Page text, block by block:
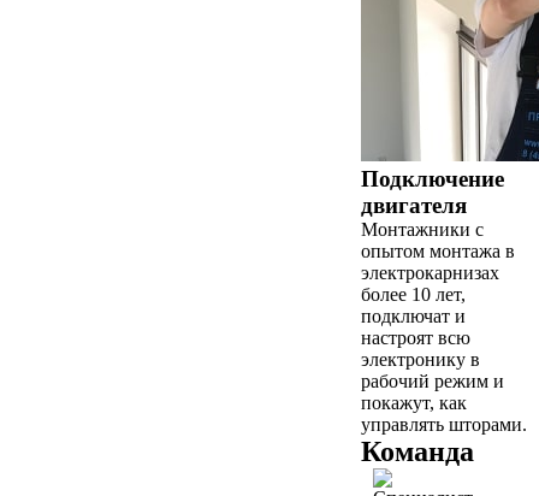
Подключение
двигателя
Монтажники с
опытом монтажа в
электрокарнизах
более 10 лет,
подключат и
настроят всю
электронику в
рабочий режим и
покажут, как
управлять шторами.
Команда